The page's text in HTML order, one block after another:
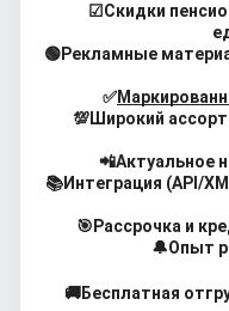
☑Скидки
🟢Рекламные
✅
💯Широкий
📲Актуальное
📚Интеграция (API/
🎯Рассрочка и
🔔Опыт
🚚Бесплатная